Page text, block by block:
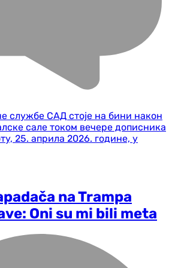
na Trampa
Oni su mi bili meta